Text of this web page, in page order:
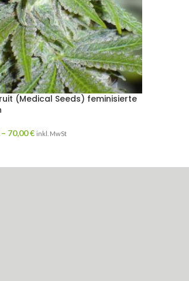
(Medical Seeds) feminisierte
– 70,00€ inkl. MwSt